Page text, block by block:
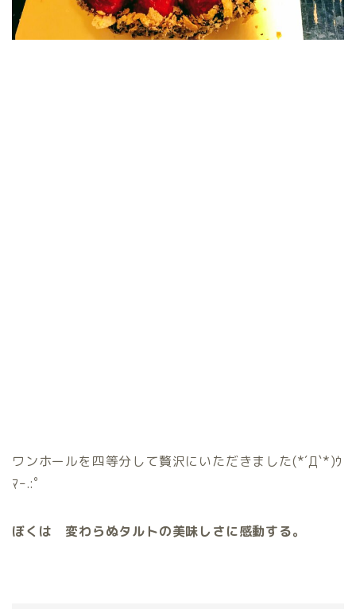
ワンホールを四等分して贅沢にいただきました(*´Д`*)ｳ
ﾏｰ.:ﾟ
ぼくは 変わらぬタルトの美味しさに感動する。